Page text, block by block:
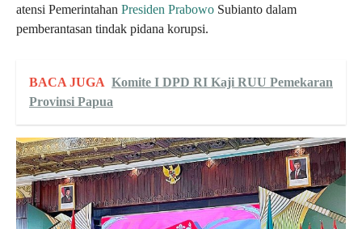
atensi Pemerintahan Presiden Prabowo Subianto dalam
pemberantasan tindak pidana korupsi.
BACA JUGA Komite I DPD RI Kaji RUU Pemekaran
Provinsi Papua